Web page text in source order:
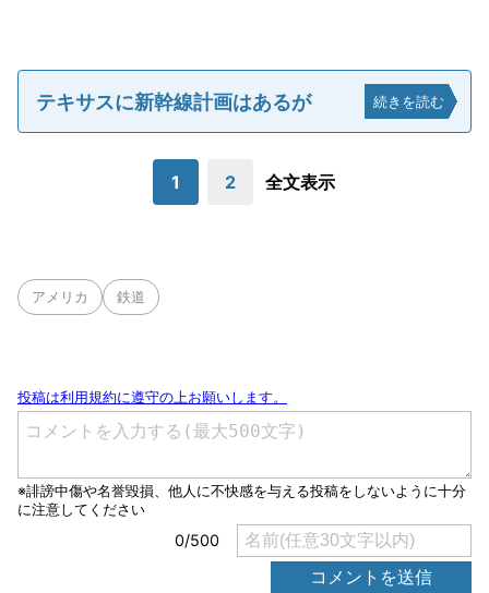
テキサスに新幹線計画はあるが 続きを読む
1 2 全文表示
アメリカ 鉄道